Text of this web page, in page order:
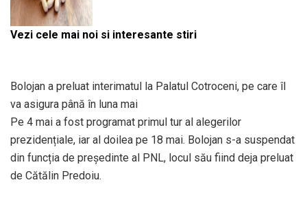
Vezi cele mai noi si interesante stiri
Bolojan a preluat interimatul la Palatul Cotroceni, pe care îl
va asigura până în luna mai
Pe 4 mai a fost programat primul tur al alegerilor
prezidențiale, iar al doilea pe 18 mai. Bolojan s-a suspendat
din funcția de președinte al PNL, locul său fiind deja preluat
de Cătălin Predoiu.